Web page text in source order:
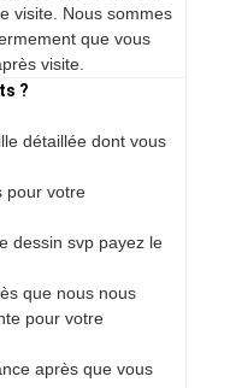
visite. Nous sommes
que vous
visite.
?
détaillée dont vous
pour votre
dessin svp payez le
que nous nous
pour votre
après que vous